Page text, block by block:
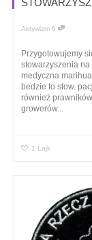
Aktywizm 0
Przygotowujemy
stowarzyszenia
medyczna
bedzie to stow.
również
growerów...
1 Lajk